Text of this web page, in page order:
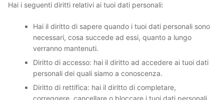
Hai i seguenti diritti relativi ai tuoi dati personali:
Hai il diritto di sapere quando i tuoi dati personali sono
necessari, cosa succede ad essi, quanto a lungo
verranno mantenuti.
Diritto di accesso: hai il diritto ad accedere ai tuoi dati
personali dei quali siamo a conoscenza.
Diritto di rettifica: hai il diritto di completare,
correggere, cancellare o bloccare i tuoi dati personali